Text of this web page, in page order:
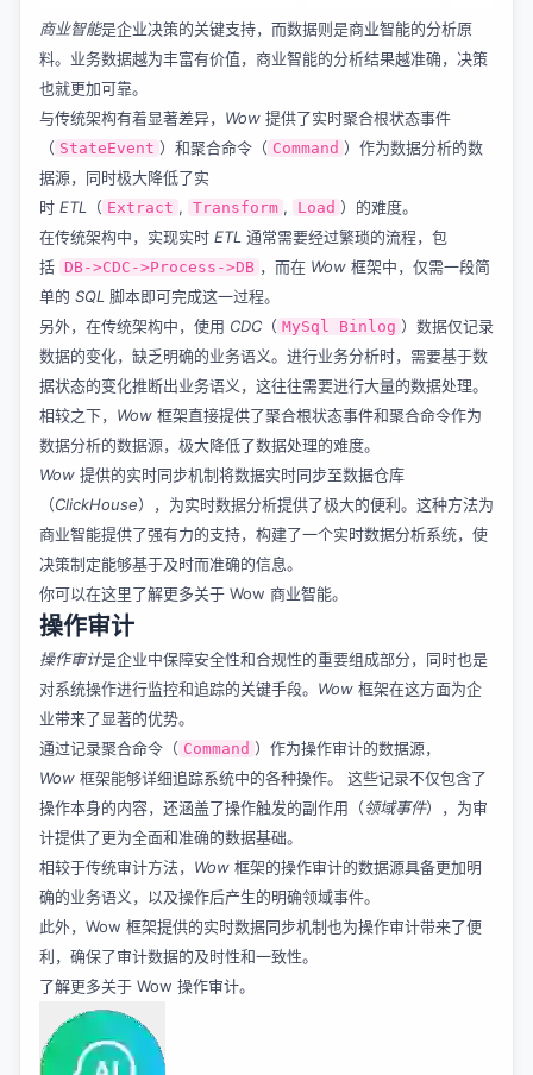
商业智能是企业决策的关键支持，而数据则是商业智能的分析原
料。业务数据越为丰富有价值，商业智能的分析结果越准确，决策
也就更加可靠。
与传统架构有着显著差异， Wow 提供了实时聚合根状态事件
（ StateEvent ）和聚合命令（ Command ）作为数据分析的数
据源，同时极大降低了实
时 ETL （ Extract , Transform , Load ）的难度。
在传统架构中，实现实时 ETL 通常需要经过繁琐的流程，包
括 DB->CDC->Process->DB ，而在 Wow 框架中，仅需一段简
单的 SQL 脚本即可完成这一过程。
另外，在传统架构中，使用 CDC （ MySql Binlog ）数据仅记录
数据的变化，缺乏明确的业务语义。进行业务分析时，需要基于数
据状态的变化推断出业务语义，这往往需要进行大量的数据处理。
相较之下， Wow 框架直接提供了聚合根状态事件和聚合命令作为
数据分析的数据源，极大降低了数据处理的难度。
Wow 提供的实时同步机制将数据实时同步至数据仓库
（ClickHouse），为实时数据分析提供了极大的便利。这种方法为
商业智能提供了强有力的支持，构建了一个实时数据分析系统，使
决策制定能够基于及时而准确的信息。
你可以在这里了解更多关于 Wow 商业智能。
操作审计
操作审计是企业中保障安全性和合规性的重要组成部分，同时也是
对系统操作进行监控和追踪的关键手段。 Wow 框架在这方面为企
业带来了显著的优势。
通过记录聚合命令（ Command ）作为操作审计的数据源，
Wow 框架能够详细追踪系统中的各种操作。 这些记录不仅包含了
操作本身的内容，还涵盖了操作触发的副作用（领域事件），为审
计提供了更为全面和准确的数据基础。
相较于传统审计方法， Wow 框架的操作审计的数据源具备更加明
确的业务语义，以及操作后产生的明确领域事件。
此外，Wow 框架提供的实时数据同步机制也为操作审计带来了便
利，确保了审计数据的及时性和一致性。
了解更多关于 Wow 操作审计。